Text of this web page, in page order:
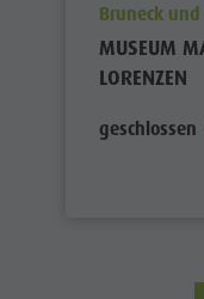
Bruneck
MUSEUM
LORENZEN
geschlossen